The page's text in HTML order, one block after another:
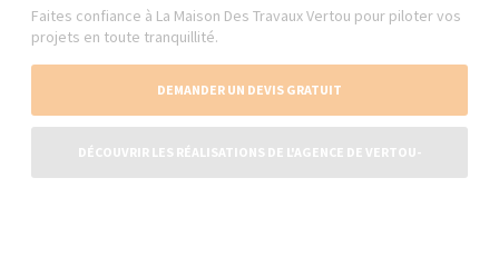
Faites confiance à La Maison Des Travaux Vertou pour piloter vos
projets en toute tranquillité.
DEMANDER UN DEVIS GRATUIT
DÉCOUVRIR LES RÉALISATIONS DE L'AGENCE DE VERTOU-